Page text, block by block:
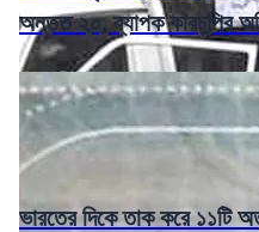
অন্তত ২০, ব্যাপক কারচুপির
ভারতের দিকে তাক করে ১১টি